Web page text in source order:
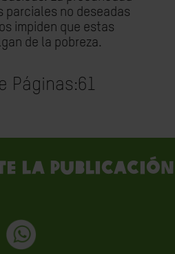
parciales no deseadas
impiden que estas
de la pobreza.
Páginas:61
la publicación